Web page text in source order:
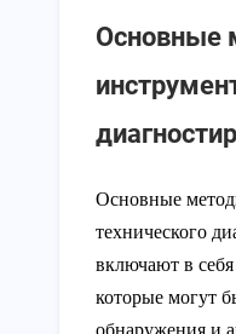
Основные
Основные
технического
включают в себя
которые могут
обнаружения и